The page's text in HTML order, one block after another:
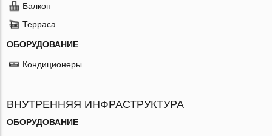
Балкон
Терраса
ОБОРУДОВАНИЕ
Кондиционеры
ВНУТРЕННЯЯ ИНФРАСТРУКТУРА
ОБОРУДОВАНИЕ